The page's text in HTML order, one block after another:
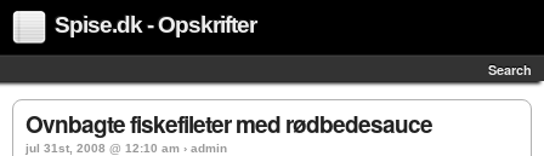
Spise.dk - Opskrifter
Search
Ovnbagte fiskefileter med rødbedesauce
jul 31st, 2008 @ 12:10 am › admin